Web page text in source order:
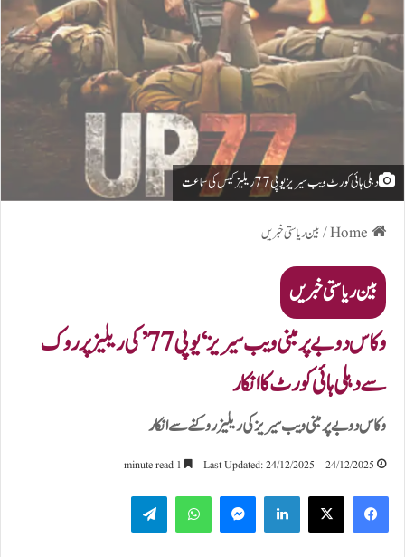
دہلی ہائی کورٹ ویب سیریز یو پی 77 ریلیز کیس کی سماعت
/بین ریاستی خبریں
بین ریاستی خبریں
وکاس دوبے پر مبنی ویب سیریز ‘یو پی 77’ کی ریلیز پر روک
سے دہلی ہائی کورٹ کا انکار
وکاس دوبے پر مبنی ویب سیریز کی ریلیز روکنے سے انکار
24/12/2025
Last Updated: 24/12/2025
LinkedIn
WhatsApp